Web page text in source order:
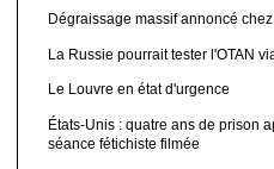
Dégraissage massif annoncé
La Russie pourrait tester l'OTAN
Le Louvre en état d'urgence
États-Unis : quatre ans de prison
séance fétichiste filmée